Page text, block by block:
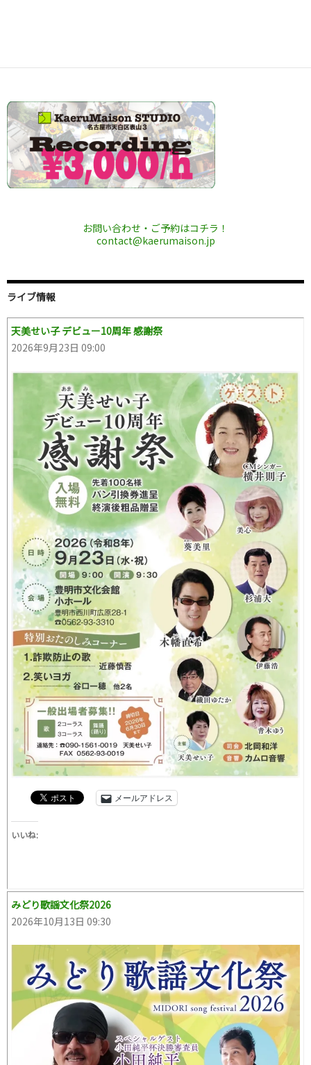
お問い合わせ・ご予約はコチラ！
contact@kaerumaison.jp
ライブ情報
天美せい子 デビュー10周年 感謝祭
2026年9月23日 09:00
メールアドレス
いいね:
みどり歌謡文化祭2026
2026年10月13日 09:30